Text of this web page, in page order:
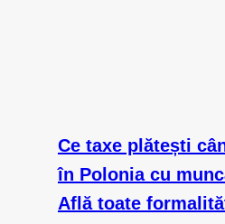
Ce taxe plătești
în Polonia cu
Află toate